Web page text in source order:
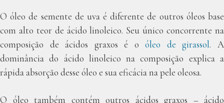
O óleo de semente de uva é diferente de outros óleos base
com alto teor de ácido linoleico. Seu único concorrente na
composição de ácidos graxos é oóleo de girassol. A
dominância do ácido linoleico na composição explica a
rápida absorção desse óleo e sua eficácia na pele oleosa.
O óleo também contém outros ácidos graxos – ácido